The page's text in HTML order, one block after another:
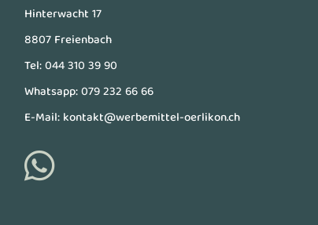
Hinterwacht 17
8807 Freienbach
Tel:044 310 39 90
Whatsapp:079 232 66 66
E-Mail:kontakt@werbemittel-oerlikon.ch
